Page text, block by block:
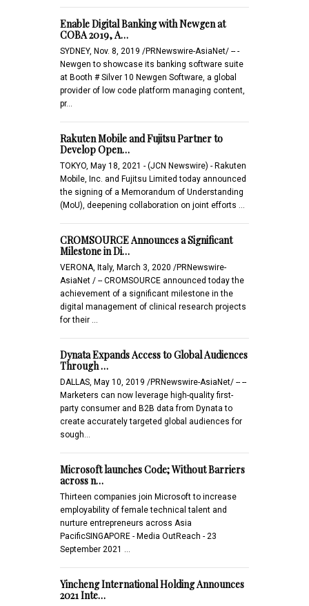
Enable Digital Banking with Newgen at
COBA 2019, A…
SYDNEY, Nov. 8, 2019 /PRNewswire-AsiaNet/ -- -
Newgen to showcase its banking software suite
at Booth # Silver 10 Newgen Software, a global
provider of low code platform managing content,
pr…
Rakuten Mobile and Fujitsu Partner to
Develop Open…
TOKYO, May 18, 2021 - (JCN Newswire) - Rakuten
Mobile, Inc. and Fujitsu Limited today announced
the signing of a Memorandum of Understanding
(MoU), deepening collaboration on joint efforts …
CROMSOURCE Announces a Significant
Milestone in Di…
VERONA, Italy, March 3, 2020 /PRNewswire-
AsiaNet / -- CROMSOURCE announced today the
achievement of a significant milestone in the
digital management of clinical research projects
for their …
Dynata Expands Access to Global Audiences
Through …
DALLAS, May 10, 2019 /PRNewswire-AsiaNet/ -- --
Marketers can now leverage high-quality first-
party consumer and B2B data from Dynata to
create accurately targeted global audiences for
sough…
Microsoft launches Code; Without Barriers
across n…
Thirteen companies join Microsoft to increase
employability of female technical talent and
nurture entrepreneurs across Asia
PacificSINGAPORE - Media OutReach - 23
September 2021 …
Yincheng International Holding Announces
2021 Inte…